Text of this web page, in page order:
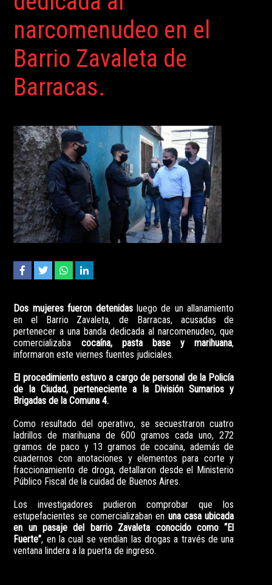
narcomenudeo en el
Barrio Zavaleta de
Barracas.
Dos mujeres fueron detenidasluego de un allanamiento
en el Barrio Zavaleta, de Barracas, acusadas de
pertenecer a una banda dedicada al narcomenudeo, que
comercializaba cocaína, pasta base y marihuana,
informaron este viernes fuentes judiciales.
El procedimiento estuvo a cargo de personal de la Policía
de la Ciudad, perteneciente a la División Sumarios y
Brigadas de la Comuna 4.
Como resultado del operativo, se secuestraron cuatro
ladrillos de marihuana de 600 gramos cada uno, 272
gramos de paco y 13 gramos de cocaína, además de
cuadernos con anotaciones y elementos para corte y
fraccionamiento de droga, detallaron desde el Ministerio
Público Fiscal de la cuidad de Buenos Aires.
Los investigadores pudieron comprobar que los
estupefacientes se comercializaban en una casa ubicada
en un pasaje del barrio Zavaleta conocido como “El
Fuerte”, en la cual se vendían las drogas a través de una
ventana lindera a la puerta de ingreso.